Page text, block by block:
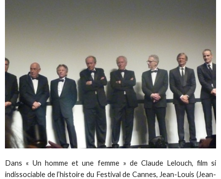
Dans « Un homme et une femme » de Claude Lelouch, film si
indissociable de l’histoire du Festival de Cannes, Jean-Louis (Jean-